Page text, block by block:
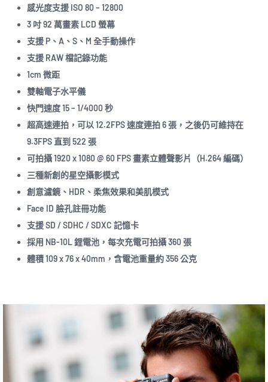
感光度支援 ISO 80 – 12800
3 吋 92 萬畫素 LCD 螢幕
支援 P、A、S、M 全手動操作
支援 RAW 檔記錄功能
1cm 微距
雙軸電子水平儀
快門速度 15 – 1/4000 秒
超高速連拍，可以 12.2FPS 速度連拍 6 張，之後仍可維持在
9.3FPS 直到 522 張
可拍攝 1920 x 1080 @ 60 FPS 畫素立體聲影片（H.264 編碼）
三種新創的星空攝影模式
創意濾鏡、HDR、柔焦效果和美肌模式
Face ID 臉孔註冊功能
支援 SD / SDHC / SDXC 記憶卡
採用 NB-10L 鋰電池，每次充電可拍攝 360 張
體積 109 x 76 x 40mm，含電池重量約 356 公克